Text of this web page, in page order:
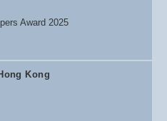
Award 2025
Kong